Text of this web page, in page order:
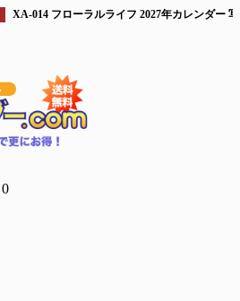
XA-014 フローラルライフ 2027年カレンダー
0